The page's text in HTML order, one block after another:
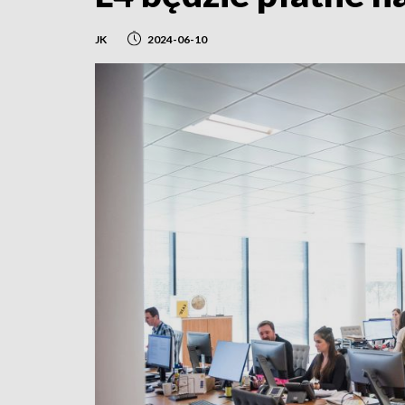
JK 2024-06-10